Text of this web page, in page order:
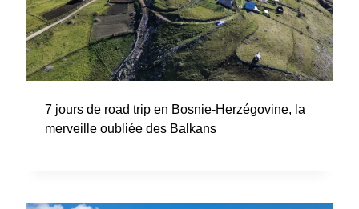
7 jours de road trip en Bosnie-Herzégovine, la
merveille oubliée des Balkans